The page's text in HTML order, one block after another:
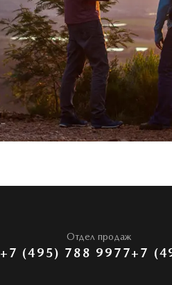
Отдел продаж
+7 (495) 788 9977+7